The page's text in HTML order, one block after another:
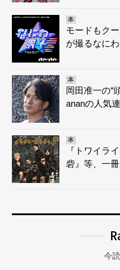
本
モードもク
が撮るなに
本
岡田准一の“
ananの人気
本
『トワイラ
砦』等、一
今